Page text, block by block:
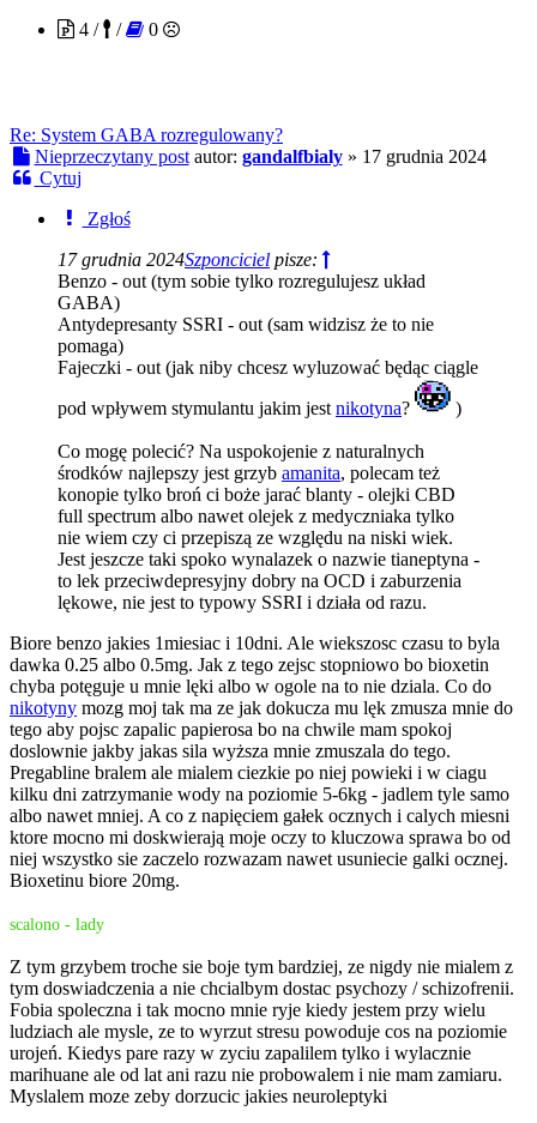
4 /
/ 0
Re: System GABA rozregulowany?
Nieprzeczytany post autor: gandalfbialy» 17 grudnia 2024
Cytuj
Zgłoś
17 grudnia 2024Szponciciel pisze:
Benzo - out (tym sobie tylko rozregulujesz układ
GABA)
Antydepresanty SSRI - out (sam widzisz że to nie
pomaga)
Fajeczki - out (jak niby chcesz wyluzować będąc ciągle
pod wpływem stymulantu jakim jest nikotyna? )
Co mogę polecić? Na uspokojenie z naturalnych
środków najlepszy jest grzyb amanita, polecam też
konopie tylko broń ci boże jarać blanty - olejki CBD
full spectrum albo nawet olejek z medyczniaka tylko
nie wiem czy ci przepiszą ze względu na niski wiek.
Jest jeszcze taki spoko wynalazek o nazwie tianeptyna -
to lek przeciwdepresyjny dobry na OCD i zaburzenia
lękowe, nie jest to typowy SSRI i działa od razu.
Biore benzo jakies 1miesiac i 10dni. Ale wiekszosc czasu to byla
dawka 0.25 albo 0.5mg. Jak z tego zejsc stopniowo bo bioxetin
chyba potęguje u mnie lęki albo w ogole na to nie dziala. Co do
nikotyny mozg moj tak ma ze jak dokucza mu lęk zmusza mnie do
tego aby pojsc zapalic papierosa bo na chwile mam spokoj
doslownie jakby jakas sila wyższa mnie zmuszala do tego.
Pregabline bralem ale mialem ciezkie po niej powieki i w ciagu
kilku dni zatrzymanie wody na poziomie 5-6kg - jadlem tyle samo
albo nawet mniej. A co z napięciem gałek ocznych i calych miesni
ktore mocno mi doskwierają moje oczy to kluczowa sprawa bo od
niej wszystko sie zaczelo rozwazam nawet usuniecie galki ocznej.
Bioxetinu biore 20mg.
scalono - lady
Z tym grzybem troche sie boje tym bardziej, ze nigdy nie mialem z
tym doswiadczenia a nie chcialbym dostac psychozy / schizofrenii.
Fobia spoleczna i tak mocno mnie ryje kiedy jestem przy wielu
ludziach ale mysle, ze to wyrzut stresu powoduje cos na poziomie
urojeń. Kiedys pare razy w zyciu zapalilem tylko i wylacznie
marihuane ale od lat ani razu nie probowalem i nie mam zamiaru.
Myslalem moze zeby dorzucic jakies neuroleptyki